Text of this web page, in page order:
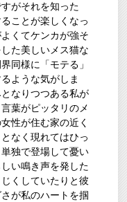
がそれを知った
ことが楽しくなっ
くてケンカが強そ
た美しいメス猫な
同様に「モテる」
ような気がしま
なりつつある私が
葉がピッタリのメ
性が住む家の近く
なく現れてはひっ
独で登場して憂い
い鳴き声を発した
くしていたりと彼
が私のハートを掴